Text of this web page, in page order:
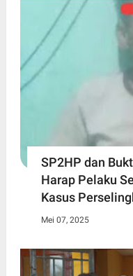
SP2HP dan
Harap Pelaku
Kasus
Mei 07, 2025